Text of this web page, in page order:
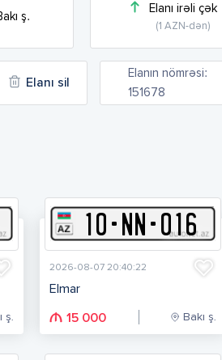
ş.
Elanı irəli çək
(1 AZN-dən)
Elanı sil
Elanın nömrəsi:
151678
ş.
10-NN-016
2026-08-07 20:40:22
Elmar
15 000 Bakı ş.